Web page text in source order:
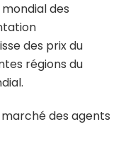
des
des prix du
régions du
des agents